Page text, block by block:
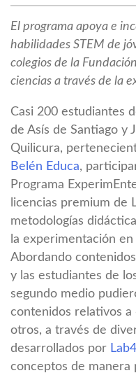
El programa apoya e
habilidades STEM de
colegios de la
ciencias a través de la
Casi 200 estudiantes
de Asís de Santiago y
Quilicura,
Belén Educa,
Programa
licencias premium de
metodologías
la experimentación en
Abordando
y las estudiantes de
segundo medio
contenidos relativos a
otros, a través de
desarrollados por
conceptos de manera